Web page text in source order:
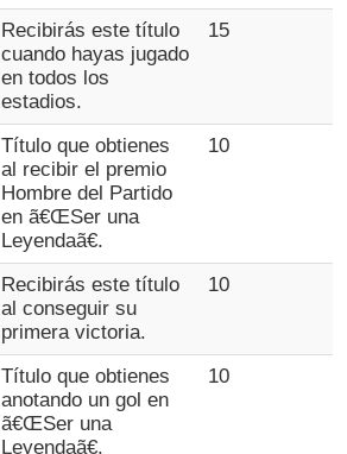
Recibirás este título
cuando hayas jugado
en todos los
estadios.
15
Título que obtienes
al recibir el premio
Hombre del Partido
en ã€ŒSer una
Leyendaã€.
10
Recibirás este título
al conseguir su
primera victoria.
10
Título que obtienes
anotando un gol en
ã€ŒSer una
Leyendaã€.
10